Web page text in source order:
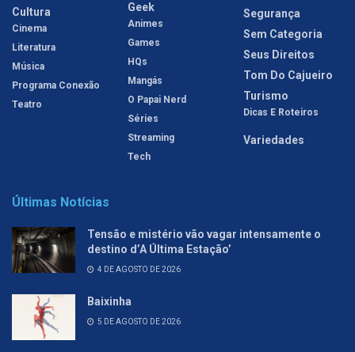
Cultura
Cinema
Literatura
Música
Programa Conexão
Teatro
Geek
Animes
Games
HQs
Mangás
O Papai Nerd
Séries
Streaming
Tech
Segurança
Sem Categoria
Seus Direitos
Tom Do Cajueiro
Turismo
Dicas E Roteiros
Variedades
Últimas Notícias
Tensão e mistério vão vagar intensamente o
destino d’A Última Estação’
4 DE AGOSTO DE 2026
Baixinha
5 DE AGOSTO DE 2026